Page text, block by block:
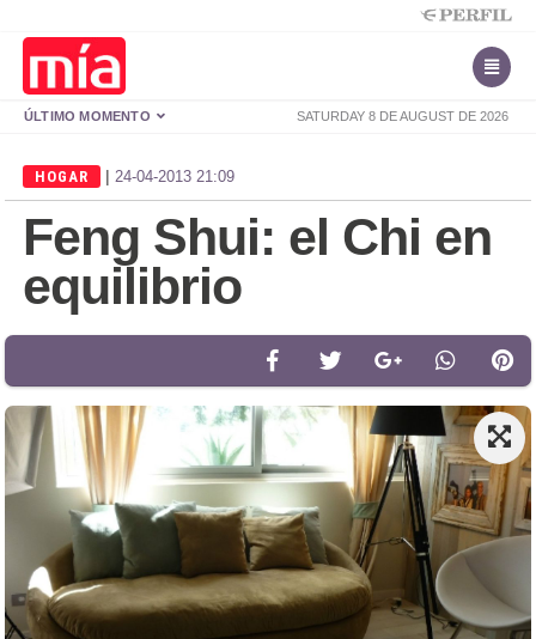
SATURDAY 8 DE AUGUST DE 2026
ÚLTIMO MOMENTO
HOGAR | 24-04-2013 21:09
Feng Shui: el Chi en
equilibrio